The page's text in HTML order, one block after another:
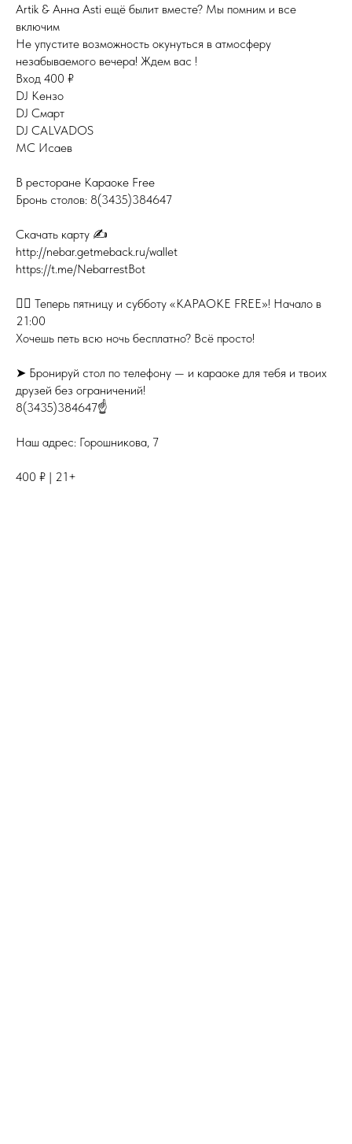
Artik & Анна Asti ещё былит вместе? Мы помним и все
включим
Не упустите возможность окунуться в атмосферу
незабываемого вечера! Ждем вас !
Вход 400 ₽
DJ Кензо
DJ Смарт
DJ CALVADOS
МС Исаев
В ресторане Караоке Free
Бронь столов: 8(3435)384647
Скачать карту ✍️
http://nebar.getmeback.ru/wallet
https://t.me/NebarrestBot
👉🏻 Теперь пятницу и субботу «КАРАОКЕ FREE»! Начало в
21:00
Хочешь петь всю ночь бесплатно? Всё просто!
➤ Бронируй стол по телефону — и караоке для тебя и твоих
друзей без ограничений!
8(3435)384647☝
Наш адрес: Горошникова, 7
400 ₽ | 21+